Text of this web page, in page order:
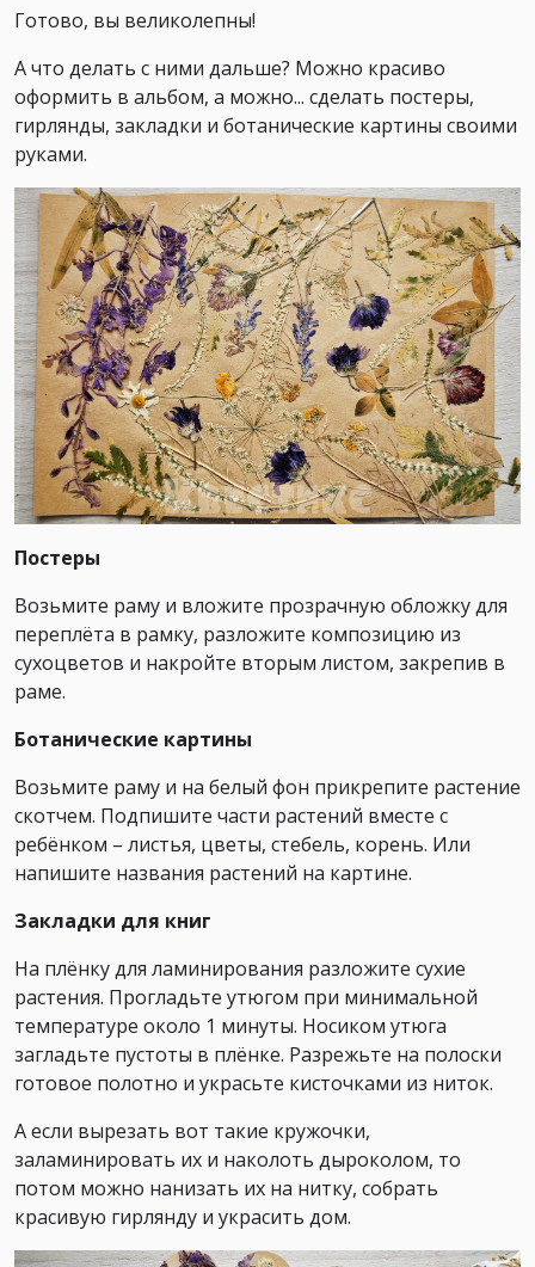
Готово, вы великолепны!
А что делать с ними дальше? Можно красиво
оформить в альбом, а можно... сделать постеры,
гирлянды, закладки и ботанические картины своими
руками.
Постеры
Возьмите раму и вложите прозрачную обложку для
переплёта в рамку, разложите композицию из
сухоцветов и накройте вторым листом, закрепив в
раме.
Ботанические картины
Возьмите раму и на белый фон прикрепите растение
скотчем. Подпишите части растений вместе с
ребёнком – листья, цветы, стебель, корень. Или
напишите названия растений на картине.
Закладки для книг
На плёнку для ламинирования разложите сухие
растения. Прогладьте утюгом при минимальной
температуре около 1 минуты. Носиком утюга
загладьте пустоты в плёнке. Разрежьте на полоски
готовое полотно и украсьте кисточками из ниток.
А если вырезать вот такие кружочки,
заламинировать их и наколоть дыроколом, то
потом можно нанизать их на нитку, собрать
красивую гирлянду и украсить дом.